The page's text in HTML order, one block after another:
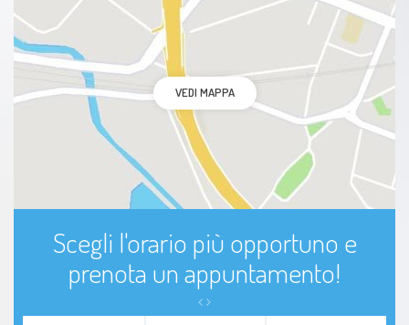
VEDI MAPPA
Scegli l'orario più opportuno e
prenota un appuntamento!